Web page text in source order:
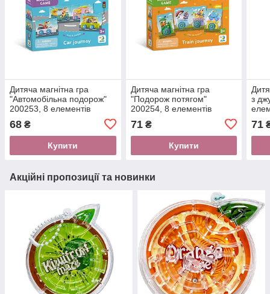
Дитяча магнітна гра
"Автомобільна подорож"
200253, 8 елементів
68 ₴
Купити
Дитяча магнітна гра
"Подорож потягом"
200254, 8 елементів
71₴
Купити
з
71
Акційні пропозиції та новинки